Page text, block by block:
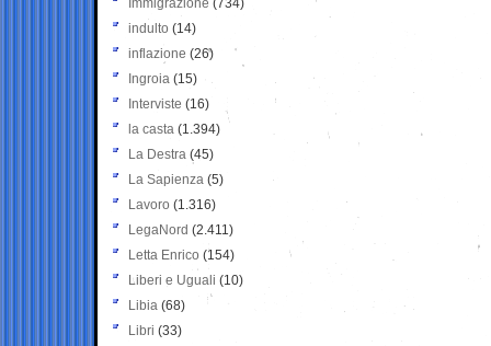
Immigrazione (734)
indulto (14)
inflazione (26)
Ingroia (15)
Interviste (16)
la casta (1.394)
La Destra (45)
La Sapienza (5)
Lavoro (1.316)
LegaNord (2.411)
Letta Enrico (154)
Liberi e Uguali (10)
Libia (68)
Libri (33)